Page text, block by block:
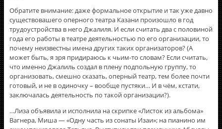
Обратите внимание: даже формальное открытие и так уже давно
существовашего оперного театра Казани произошло в год
трудоустройства в него Джалиля. И если считать два с половиной
года его работы в театре деятельностью по его организации, то
почему неизвестны имена других таких организаторов? (А
может быть, я зря придираюсь к чьим-то словам? Если считать,
что именно Джалиль создал в плену подпольную группу, то
организовать, смешно сказать, оперный театр, тем более почти
готовый, и не в одиночку – вообще пустяки… И в чём, кстати,
заключалась деятельность по такой организации?).
…Лиза объявила и исполнила на скрипке «Листок из альбома»
Вагнера, Миша — «Одну часть из сонаты Изаи»; на пианино им